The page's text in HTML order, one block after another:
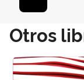
Otros